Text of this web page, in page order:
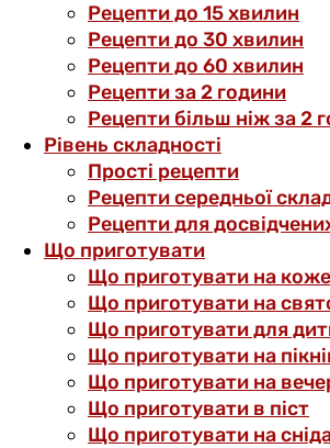
Рецепти до 15 хвилин
Рецепти до 30 хвилин
Рецепти до 60 хвилин
Рецепти за 2 години
Рецепти більш ніж за 2
Рівень складності
Прості рецепти
Рецепти середньої
Рецепти для
Що приготувати
Що приготувати на
Що приготувати на
Що приготувати для
Що приготувати на
Що приготувати на
Що приготувати в піст
Що приготувати на